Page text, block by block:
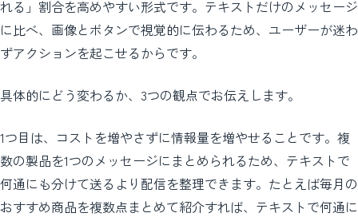
れる」割合を高めやすい形式です。テキストだけのメッセージ
に比べ、画像とボタンで視覚的に伝わるため、ユーザーが迷わ
ずアクションを起こせるからです。
具体的にどう変わるか、3つの観点でお伝えします。
1つ目は、コストを増やさずに情報量を増やせることです。複
数の製品を1つのメッセージにまとめられるため、テキストで
何通にも分けて送るより配信を整理できます。たとえば毎月の
おすすめ商品を複数点まとめて紹介すれば、テキストで何通に